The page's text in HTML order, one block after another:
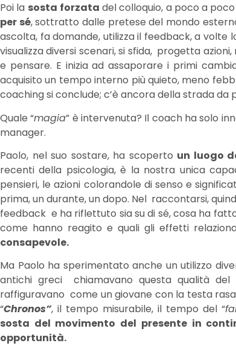
Poi la sosta forzata del colloquio, a poco a
per sé, sottratto dalle pretese del mondo
ascolta, fa domande, utilizza il feedback, a volte
visualizza diversi scenari, si sfida, progetta
e pensare. E inizia ad assaporare i primi
acquisito un tempo interno più quieto, meno
coaching si conclude; c’è ancora della strada
Quale “magia” è intervenuta? Il coach ha solo
manager.
Paolo, nel suo sostare, ha scoperto un luogo
recenti della psicologia, è la nostra unica
pensieri, le azioni colorandole di senso e
prima, un durante, un dopo. Nel raccontarsi,
feedback e ha riflettuto sia su di sé, cosa ha
come hanno reagito e quali gli effetti
consapevole.
Ma Paolo ha sperimentato anche un utilizzo
antichi greci chiamavano questa qualità
raffiguravano come un giovane con la testa
“Chronos”, il tempo misurabile, il tempo del “
sosta del movimento del presente in
opportunità.